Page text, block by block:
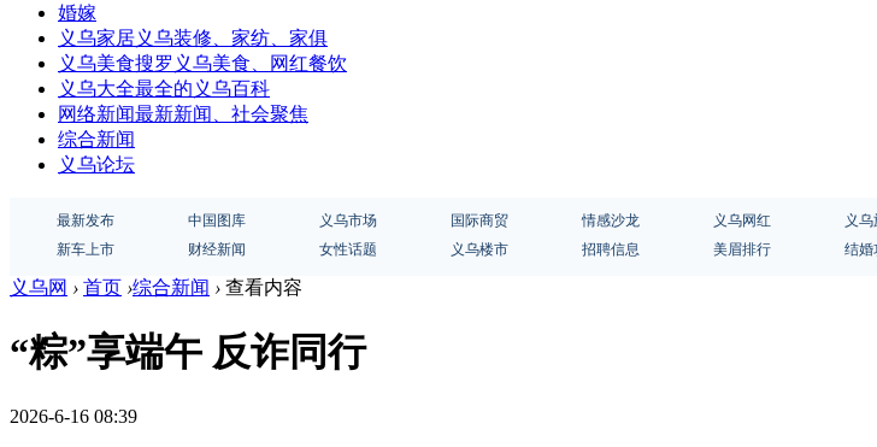
婚嫁
义乌家居义乌装修、家纺、家俱
义乌美食搜罗义乌美食、网红餐饮
义乌大全最全的义乌百科
网络新闻最新新闻、社会聚焦
综合新闻
义乌论坛
最新发布 中国图库 义乌市场 国际商贸 情感沙龙 义乌网红 义
新车上市
财经新闻 女性话题 义乌楼市 招聘信息 美眉排行 结婚
义乌网 › 首页 ›综合新闻 › 查看内容
“粽”享端午 反诈同行
2026-6-16 08:39